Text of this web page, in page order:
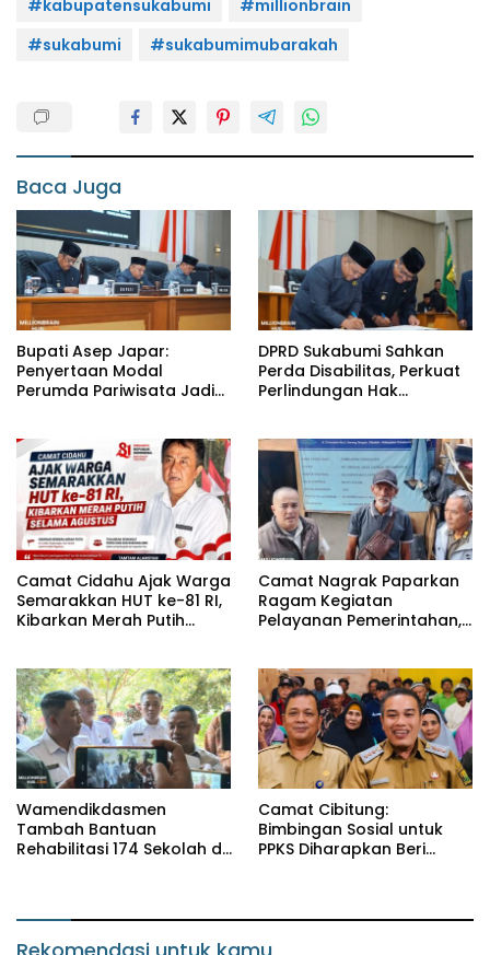
#kabupatensukabumi
#millionbrain
#sukabumi
#sukabumimubarakah
Baca Juga
Bupati Asep Japar:
Penyertaan Modal
Perumda Pariwisata Jadi
DPRD Sukabumi Sahkan
Perda Disabilitas, Perkuat
Perlindungan Hak
Camat Cidahu Ajak Warga
Semarakkan HUT ke-81 RI,
Kibarkan Merah Putih
Camat Nagrak Paparkan
Ragam Kegiatan
Pelayanan Pemerintahan,
Wamendikdasmen
Tambah Bantuan
Rehabilitasi 174 Sekolah di
Camat Cibitung:
Bimbingan Sosial untuk
PPKS Diharapkan Beri